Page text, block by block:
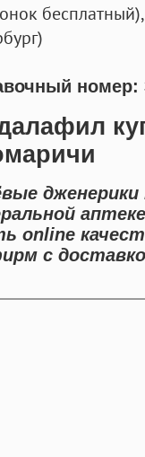
бесплатный),
номер:
дженерики
online
с